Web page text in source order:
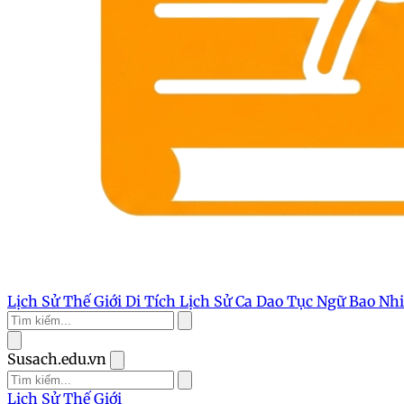
Lịch Sử Thế Giới Di Tích Lịch SửCa Dao Tục NgữBao
Susach.edu.vn
Lịch Sử Thế Giới